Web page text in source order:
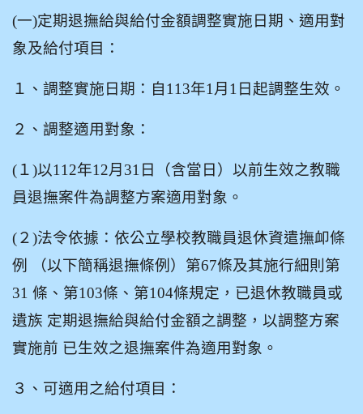
(一)定期退撫給與給付金額調整實施日期、適用對
象及給付項目：
１、調整實施日期：自113年1月1日起調整生效。
２、調整適用對象：
(１)以112年12月31日（含當日）以前生效之教職
員退撫案件為調整方案適用對象。
(２)法令依據：依公立學校教職員退休資遣撫卹條
例 （以下簡稱退撫條例）第67條及其施行細則第
31 條、第103條、第104條規定，已退休教職員或
遺族 定期退撫給與給付金額之調整，以調整方案
實施前 已生效之退撫案件為適用對象。
３、可適用之給付項目：